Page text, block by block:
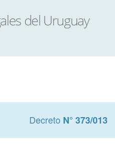
Decreto N° 373/013